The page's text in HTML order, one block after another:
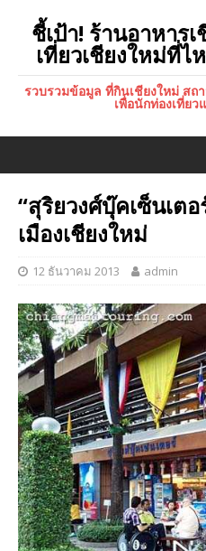
ชี้เป้า! ร้านอาหาร
เที่ยวเชียงใหม่ที่
รวบรวมข้อมูล ที่กินเชียงใหม่ สถ
เพื่อนักท่องเที่ย
“สุริยวงศ์บุ๊คเซ็นเต
เมืองเชียงใหม่
12 ธันวาคม 2013 admin